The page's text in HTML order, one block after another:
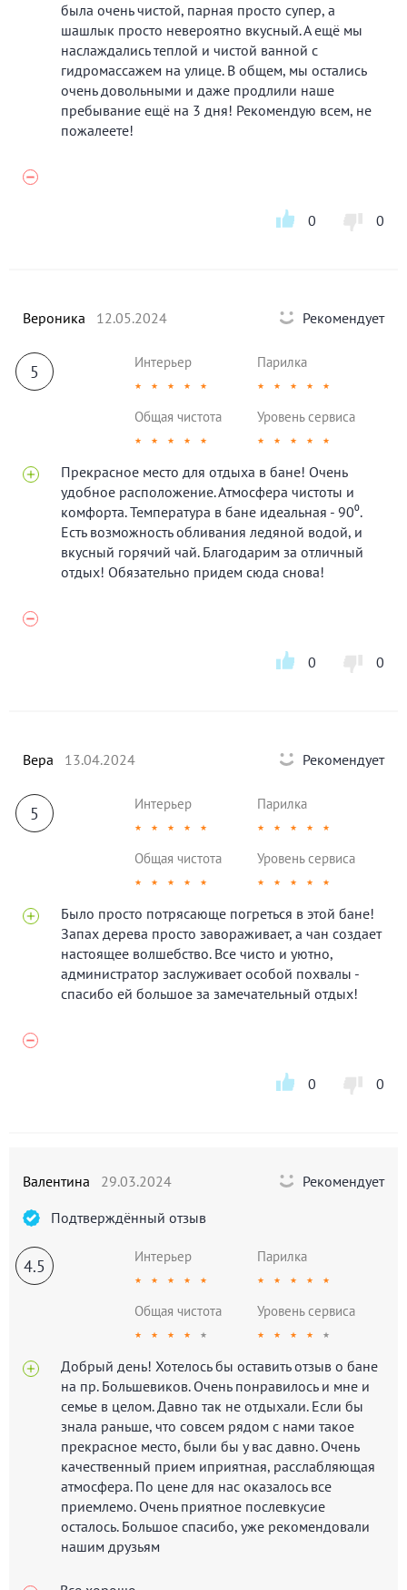
была очень чистой, парная просто супер, а
шашлык просто невероятно вкусный. А ещё мы
наслаждались теплой и чистой ванной с
гидромассажем на улице. В общем, мы остались
очень довольными и даже продлили наше
пребывание ещё на 3 дня! Рекомендую всем, не
пожалеете!
0 0
Вероника 12.05.2024 Рекомендует
5 Интерьер
★ ★ ★ ★ ★
Парилка
★ ★ ★ ★ ★
Общая чистота
★ ★ ★ ★ ★
Уровень сервиса
★ ★ ★ ★ ★
Прекрасное место для отдыха в бане! Очень
удобное расположение. Атмосфера чистоты и
комфорта. Температура в бане идеальная - 90⁰.
Есть возможность обливания ледяной водой, и
вкусный горячий чай. Благодарим за отличный
отдых! Обязательно придем сюда снова!
0 0
Вера 13.04.2024 Рекомендует
5 Интерьер
★ ★ ★ ★ ★
Парилка
★ ★ ★ ★ ★
Общая чистота
★ ★ ★ ★ ★
Уровень сервиса
★ ★ ★ ★ ★
Было просто потрясающе погреться в этой бане!
Запах дерева просто завораживает, а чан создает
настоящее волшебство. Все чисто и уютно,
администратор заслуживает особой похвалы -
спасибо ей большое за замечательный отдых!
0 0
Валентина 29.03.2024
Рекомендует
Подтверждённый отзыв
4.5 Интерьер
★ ★ ★ ★ ★
Парилка
★ ★ ★ ★ ★
Общая чистота
★ ★ ★ ★ ★
Уровень сервиса
★ ★ ★ ★ ★
Добрый день! Хотелось бы оставить отзыв о бане
на пр. Большевиков. Очень понравилось и мне и
семье в целом. Давно так не отдыхали. Если бы
знала раньше, что совсем рядом с нами такое
прекрасное место, были бы у вас давно. Очень
качественный прием иприятная, расслабляющая
атмосфера. По цене для нас оказалось все
приемлемо. Очень приятное послевкусие
осталось. Большое спасибо, уже рекомендовали
нашим друзьям